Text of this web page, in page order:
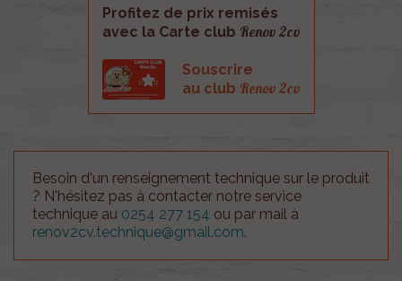
Profitez de prix remisés
avec la Carte club Renov 2cv
Souscrire
au club Renov 2cv
Besoin d'un renseignement technique sur le produit
? N'hésitez pas à contacter notre service
technique au 0254 277 154 ou par mail à
renov2cv.technique@gmail.com.